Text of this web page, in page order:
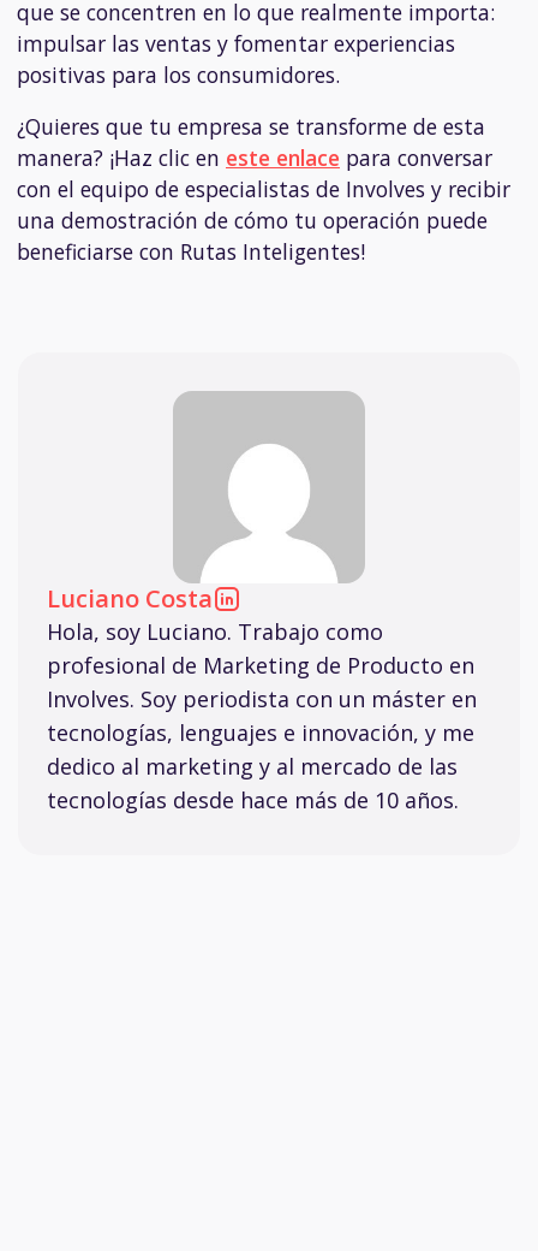
que se concentren en lo que realmente importa:
impulsar las ventas y fomentar experiencias
positivas para los consumidores.
¿Quieres que tu empresa se transforme de esta
manera? ¡Haz clic en este enlace para conversar
con el equipo de especialistas de Involves y recibir
una demostración de cómo tu operación puede
beneficiarse con Rutas Inteligentes!
Luciano Costa
Hola, soy Luciano. Trabajo como
profesional de Marketing de Producto en
Involves. Soy periodista con un máster en
tecnologías, lenguajes e innovación, y me
dedico al marketing y al mercado de las
tecnologías desde hace más de 10 años.